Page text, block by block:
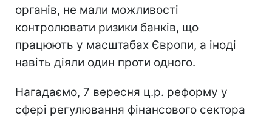
органів, не мали можливості
контролювати ризики банків, що
працюють у масштабах Європи, а іноді
навіть діяли один проти одного.
Нагадаємо, 7 вересня ц.р. реформу у
сфері регулювання фінансового сектора